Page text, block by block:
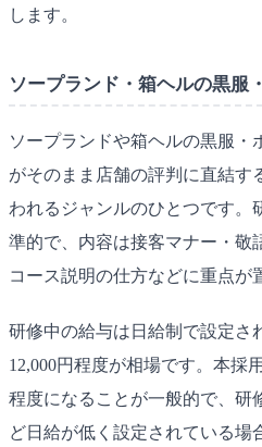
します。
ソープランド・箱ヘルの黒服
ソープランドや箱ヘルの黒服・
がそのまま店舗の評判に直結す
われるジャンルのひとつです。
準的で、内容は接客マナー・敬
コース説明の仕方などに重点が
研修中の給与は日給制で設定さ
12,000円程度が相場です。本採
程度になることが一般的で、研
ど日給が低く設定されている場